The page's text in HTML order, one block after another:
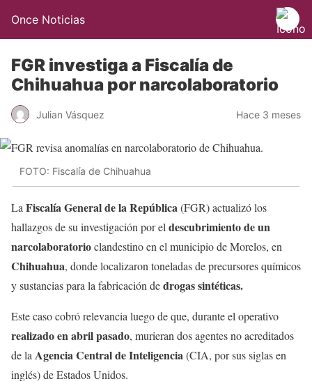
Once Noticias
FGR investiga a Fiscalía de
Chihuahua por narcolaboratorio
Julian Vásquez Hace 3 meses
FOTO: Fiscalía de Chihuahua
La Fiscalía General de la República(FGR) actualizó los
hallazgos de su investigación por el descubrimiento de un
narcolaboratorioclandestino en el municipio de Morelos, en
Chihuahua, donde localizaron toneladas de precursores químicos
y sustancias para la fabricación dedrogas sintéticas.
Este caso cobró relevancia luego de que, durante el operativo
realizado en abril pasado, murieran dos agentes no acreditados
de la Agencia Central de Inteligencia(CIA, por sus siglas en
inglés) de Estados Unidos.